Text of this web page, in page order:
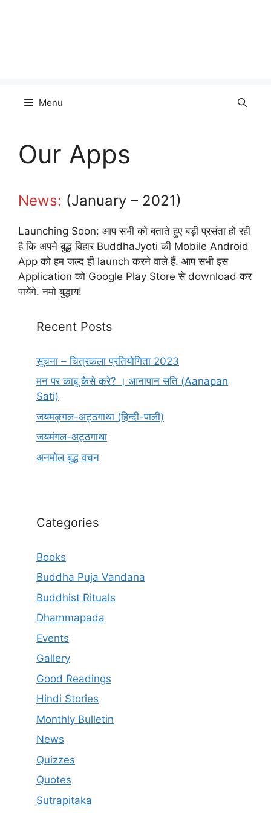
Menu
Our Apps
News: (January – 2021)
Launching Soon: आप सभी को बताते हुए बड़ी प्रसंता हो रही
है कि अपने बुद्ध विहार BuddhaJyoti की Mobile Android
App को हम जल्द ही launch करने वाले हैं. आप सभी इस
Application को Google Play Store से download कर
पायेंगे. नमो बुद्धाय!
Recent Posts
सूचना – चित्रकला प्रतियोगिता 2023
मन पर काबू कैसे करे? । आनापान सति (Aanapan
Sati)
जयमङ्गल-अट्ठगाथा (हिन्दी-पाली)
जयमंगल-अट्ठगाथा
अनमोल बुद्ध वचन
Categories
Books
Buddha Puja Vandana
Buddhist Rituals
Dhammapada
Events
Gallery
Good Readings
Hindi Stories
Monthly Bulletin
News
Quizzes
Quotes
Sutrapitaka